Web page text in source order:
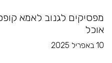
מפסיקים לגנוב לאמא
אוכל
10 באפריל 2025